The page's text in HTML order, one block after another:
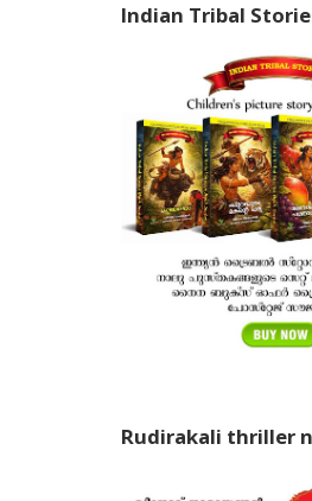
Indian Tribal
Rudirakali thriller